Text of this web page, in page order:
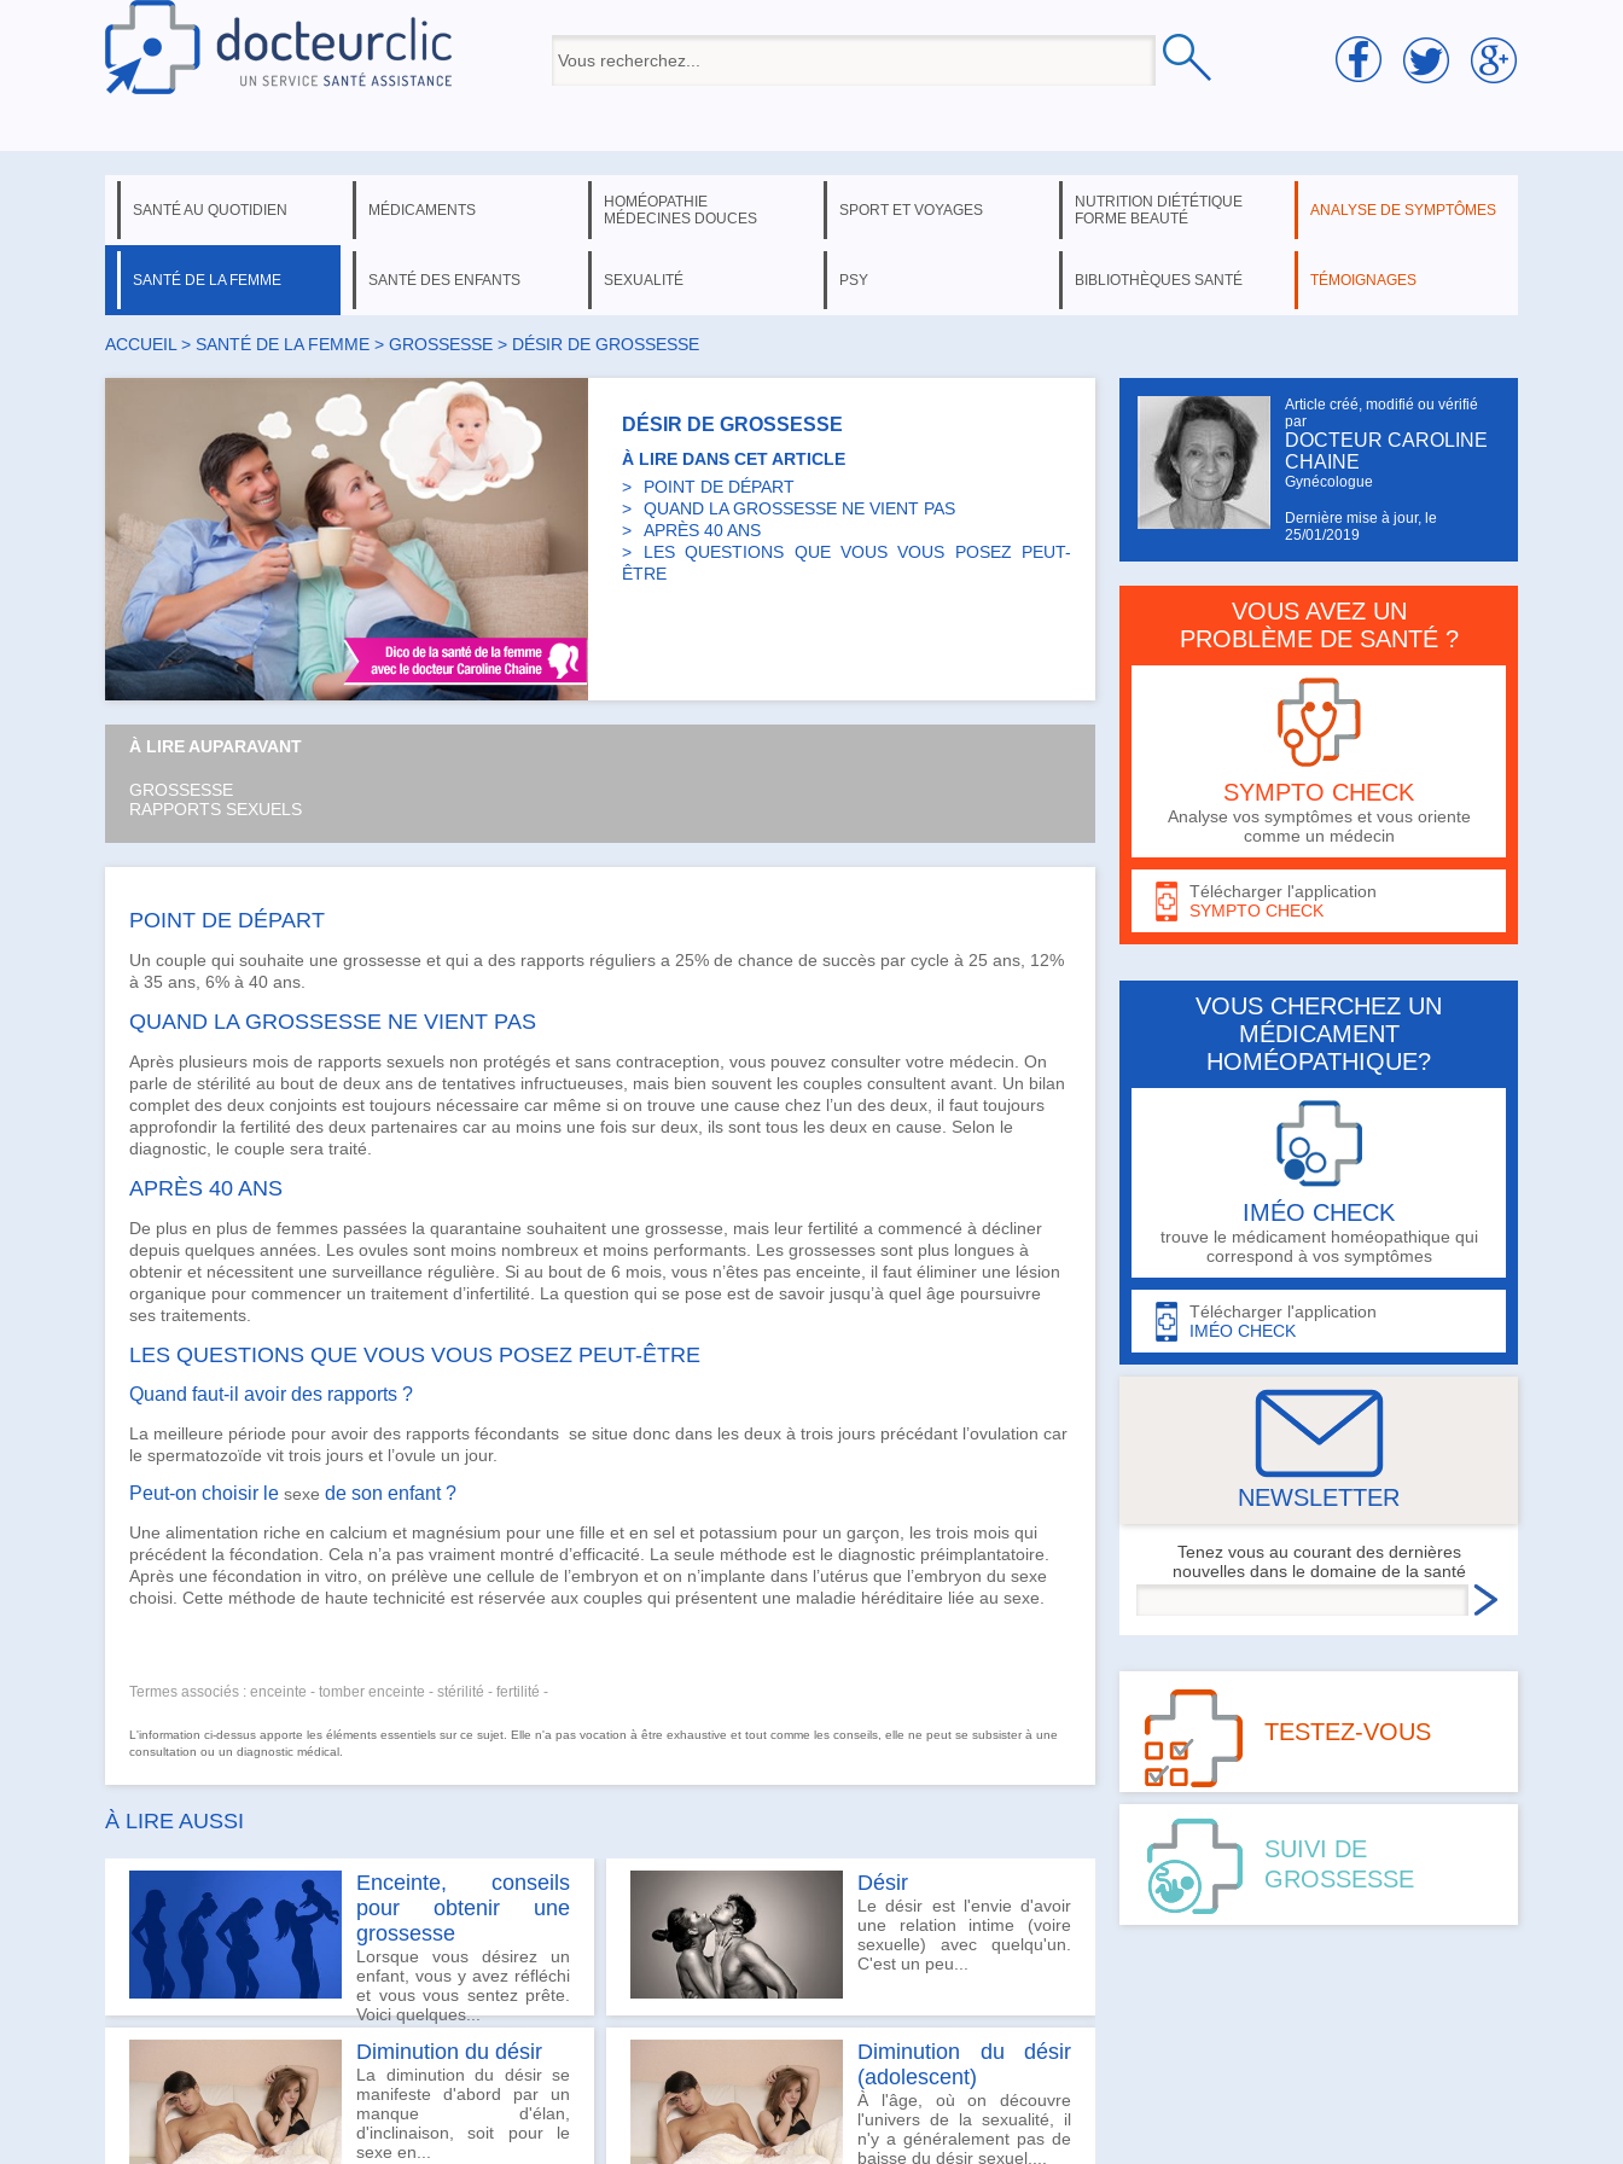
SANTÉ AU QUOTIDIEN MÉDICAMENTS
HOMÉOPATHIE
MÉDECINES DOUCES
SPORT ET VOYAGES
NUTRITION DIÉTÉTIQUE
FORME BEAUTÉ
ANALYSE DE SYMPTÔMES
SANTÉ DE LA FEMME SANTÉ DES ENFANTS SEXUALITÉ PSY BIBLIOTHÈQUES SANTÉ TÉMOIGNAGES
ACCUEIL > SANTÉ DE LA FEMME > GROSSESSE > DÉSIR DE GROSSESSE
DÉSIR DE GROSSESSE
À LIRE DANS CET ARTICLE
POINT DE DÉPART
QUAND LA GROSSESSE NE VIENT PAS
APRÈS 40 ANS
LES QUESTIONS QUE VOUS VOUS POSEZ PEUT-
ÊTRE
À LIRE AUPARAVANT
GROSSESSE
RAPPORTS SEXUELS
POINT DE DÉPART
Un couple qui souhaite une grossesse et qui a des rapports réguliers a 25% de chance de succès par cycle à 25 ans, 12%
à 35 ans, 6% à 40 ans.
QUAND LA GROSSESSE NE VIENT PAS
Après plusieurs mois de rapports sexuels non protégés et sans contraception, vous pouvez consulter votre médecin. On
parle de stérilité au bout de deux ans de tentatives infructueuses, mais bien souvent les couples consultent avant. Un bilan
complet des deux conjoints est toujours nécessaire car même si on trouve une cause chez l’un des deux, il faut toujours
approfondir la fertilité des deux partenaires car au moins une fois sur deux, ils sont tous les deux en cause. Selon le
diagnostic, le couple sera traité.
APRÈS 40 ANS
De plus en plus de femmes passées la quarantaine souhaitent une grossesse, mais leur fertilité a commencé à décliner
depuis quelques années. Les ovules sont moins nombreux et moins performants. Les grossesses sont plus longues à
obtenir et nécessitent une surveillance régulière. Si au bout de 6 mois, vous n’êtes pas enceinte, il faut éliminer une lésion
organique pour commencer un traitement d’infertilité. La question qui se pose est de savoir jusqu’à quel âge poursuivre
ses traitements.
LES QUESTIONS QUE VOUS VOUS POSEZ PEUT-ÊTRE
Quand faut-il avoir des rapports ?
La meilleure période pour avoir des rapports fécondants se situe donc dans les deux à trois jours précédant l’ovulation car
le spermatozoïde vit trois jours et l’ovule un jour.
Peut-on choisir le sexe de son enfant ?
Une alimentation riche en calcium et magnésium pour une fille et en sel et potassium pour un garçon, les trois mois qui
précédent la fécondation. Cela n’a pas vraiment montré d’efficacité. La seule méthode est le diagnostic préimplantatoire.
Après une fécondation in vitro, on prélève une cellule de l’embryon et on n’implante dans l’utérus que l’embryon du sexe
choisi. Cette méthode de haute technicité est réservée aux couples qui présentent une maladie héréditaire liée au sexe.
Termes associés : enceinte - tomber enceinte - stérilité - fertilité -
L'information ci-dessus apporte les éléments essentiels sur ce sujet. Elle n'a pas vocation à être exhaustive et tout comme les conseils, elle ne peut se subsister à une
consultation ou un diagnostic médical.
À LIRE AUSSI
Enceinte, conseils
pour obtenir une
grossesse
Lorsque vous désirez un
enfant, vous y avez réfléchi
et vous vous sentez prête.
Voici quelques...
Diminution du désir
La diminution du désir se
manifeste d'abord par un
manque d'élan,
d'inclinaison, soit pour le
sexe en...
Désir
Le désir est l'envie d'avoir
une relation intime (voire
sexuelle) avec quelqu'un.
C'est un peu...
Diminution du désir
(adolescent)
À l'âge, où on découvre
l'univers de la sexualité, il
n'y a généralement pas de
baisse du désir sexuel,...
Article créé, modifié ou vérifié
par
DOCTEUR CAROLINE
CHAINE
Gynécologue
Dernière mise à jour, le
25/01/2019
VOUS AVEZ UN
PROBLÈME DE SANTÉ ?
SYMPTO CHECK
Analyse vos symptômes et vous oriente
comme un médecin
Télécharger l'application
SYMPTO CHECK
VOUS CHERCHEZ UN
MÉDICAMENT
HOMÉOPATHIQUE?
IMÉO CHECK
trouve le médicament homéopathique qui
correspond à vos symptômes
Télécharger l'application
IMÉO CHECK
NEWSLETTER
Tenez vous au courant des dernières
nouvelles dans le domaine de la santé
TESTEZ-VOUS
SUIVI DE
GROSSESSE